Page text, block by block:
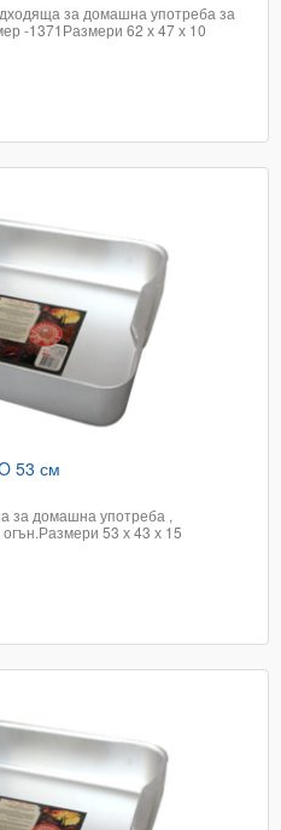
за домашна употреба за
-1371Размери 62 х 47 х 10
поръчка в графа доставка,
53 см
за домашна употреба ,
53 х 43 х 15
на купувачаПри поръчка в графа